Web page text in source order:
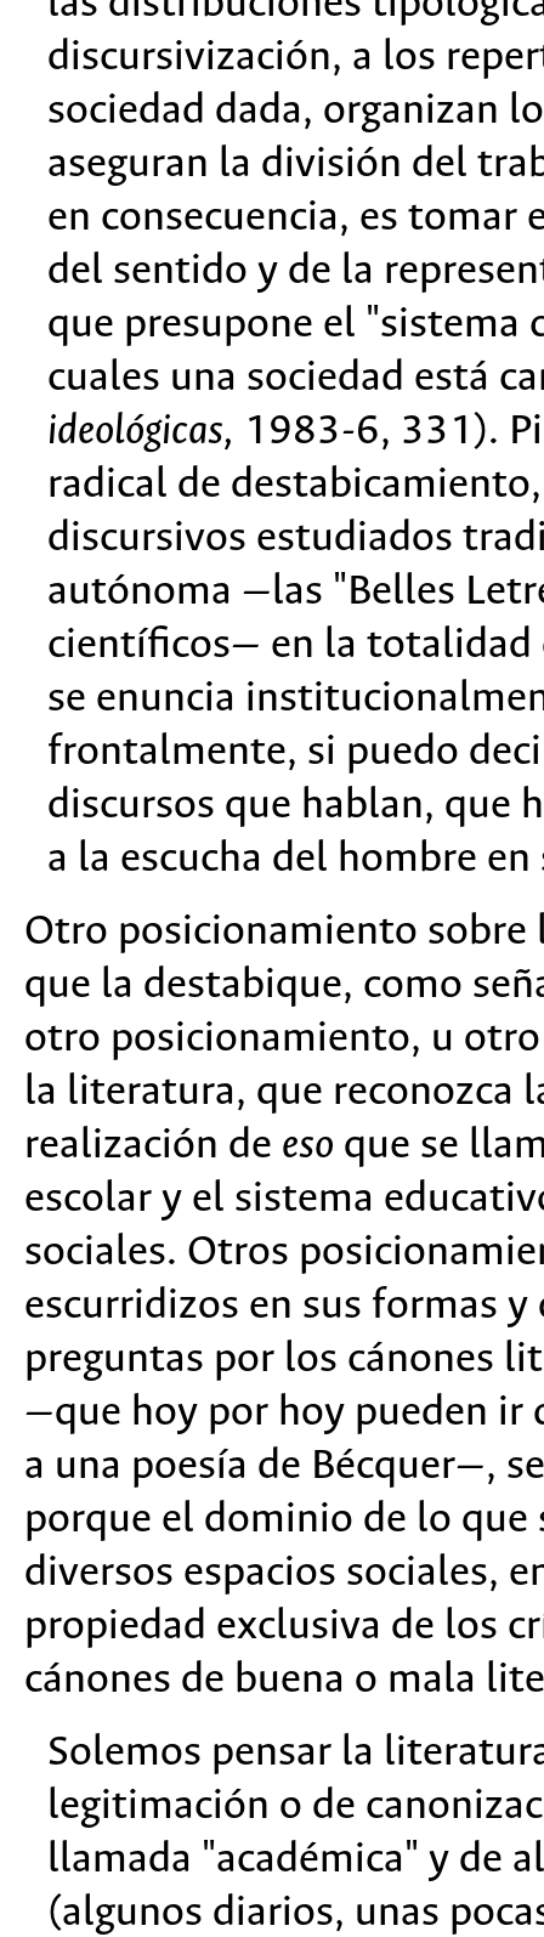
discursivización, a los
sociedad dada, organizan
aseguran la división del
en consecuencia, es
del sentido y de la
que presupone el "sistema
cuales una sociedad está
ideológicas, 1983-6, 331).
radical de
discursivos estudiados
autónoma —las "Belles
científicos— en la totalidad
se enuncia
frontalmente, si puedo
discursos que hablan, que
a la escucha del hombre
Otro posicionamiento
que la destabique, como
otro posicionamiento, u
la literatura, que reconozca
realización de eso que se
escolar y el sistema
sociales. Otros
escurridizos en sus formas
preguntas por los cánones
—que hoy por hoy pueden
a una poesía de Bécquer—,
porque el dominio de lo que
diversos espacios sociales,
propiedad exclusiva de los
cánones de buena o mala
Solemos pensar la
legitimación o de
llamada "académica" y de
(algunos diarios, unas